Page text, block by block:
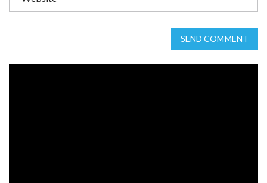
SEND COMMENT